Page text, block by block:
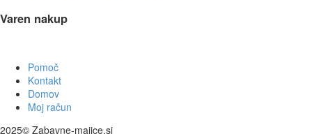
Varen nakup
Pomoč
Kontakt
Domov
Moj račun
2025© Zabavne-majice.si